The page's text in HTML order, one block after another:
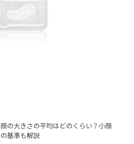
顔の大きさの平均はどのくらい？小顔
の基準も解説